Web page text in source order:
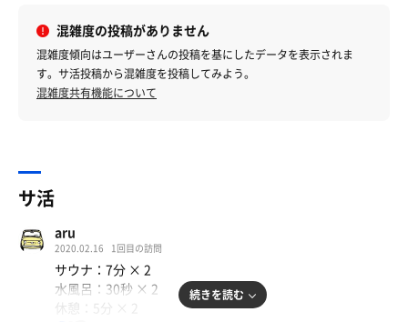
混雑度の投稿がありません
混雑度傾向はユーザーさんの投稿を基にしたデータを表示されま
す。サ活投稿から混雑度を投稿してみよう。
混雑度共有機能について
サ活
aru
2020.02.16 1回目の訪問
サウナ：7分 × 2
水風呂：30秒 × 2
休憩：5分 × 2
続きを読む